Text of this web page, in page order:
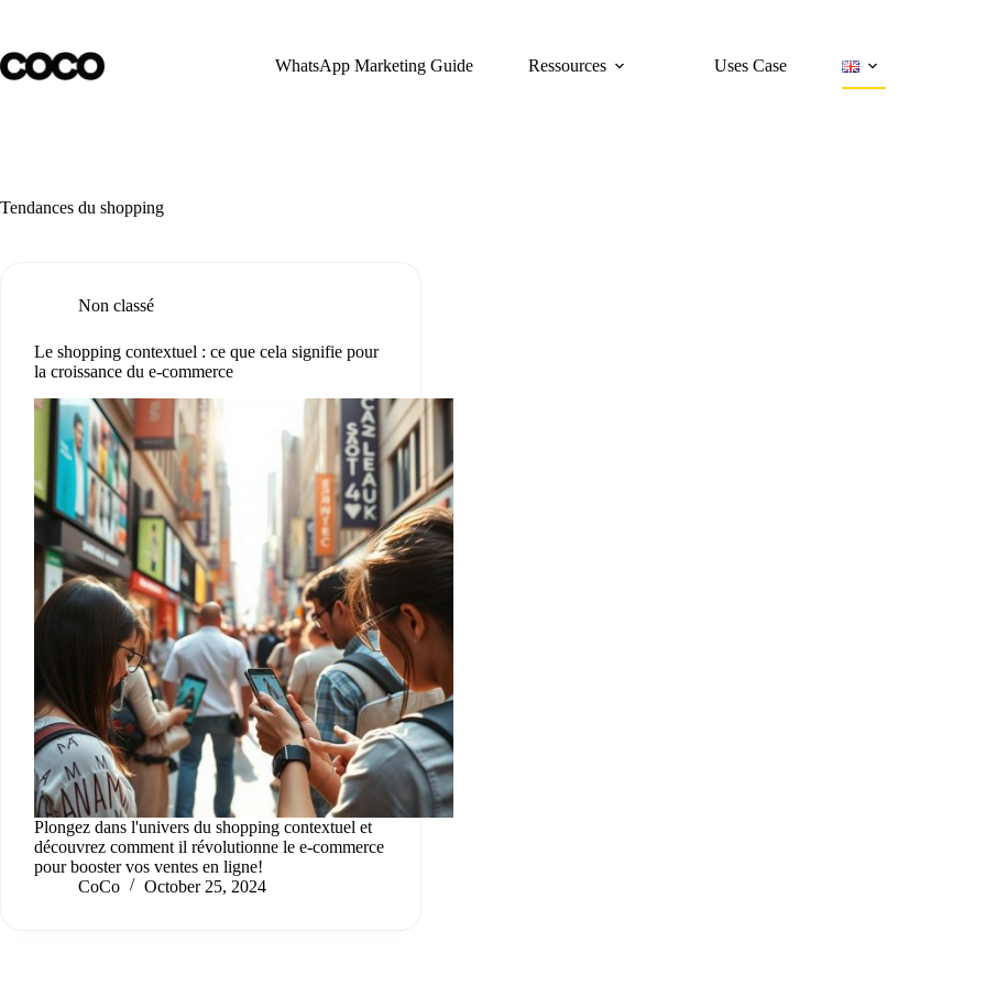
content
WhatsApp Marketing Guide
Ressources Uses Case
Tendances du shopping
Non classé
Le shopping contextuel : ce que cela signifie pour
la croissance du e-commerce
Plongez dans l'univers du shopping contextuel et
découvrez comment il révolutionne le e-commerce
pour booster vos ventes en ligne!
CoCo
October 25, 2024